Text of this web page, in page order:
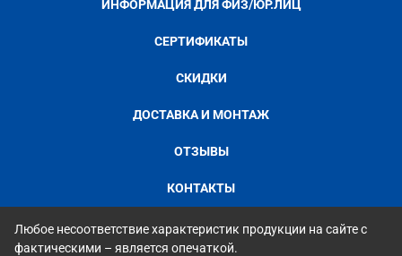
ИНФОРМАЦИЯ ДЛЯ ФИЗ/ЮР.ЛИЦ
СЕРТИФИКАТЫ
СКИДКИ
ДОСТАВКА И МОНТАЖ
ОТЗЫВЫ
КОНТАКТЫ
Любое несоответствие характеристик продукции на сайте с
фактическими – является опечаткой.